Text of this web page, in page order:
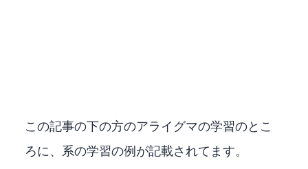
この記事の下の方のアライグマの学習のとこ
ろに、DETR系の学習のconfig例が記載されてます。